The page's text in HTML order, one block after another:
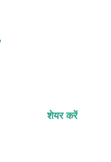
शेयर करें